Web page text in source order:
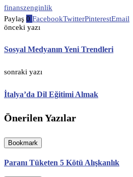
finanszenginlik
Paylaş 0 FacebookTwitterPinterestEmail
önceki yazı
Sosyal Medyanın Yeni Trendleri
sonraki yazı
İtalya’da Dil Eğitimi Almak
Önerilen Yazılar
Bookmark
Paranı Tüketen 5 Kötü Alışkanlık